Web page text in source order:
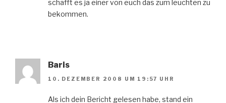
schafft es ja einer von euch das zum leuchten zu
bekommen.
Baris
10. DEZEMBER 2008 UM 19:57 UHR
Als ich dein Bericht gelesen habe, stand ein